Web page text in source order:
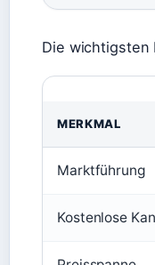
Die wichtigsten
MERKMAL
Marktführung
Kostenlose